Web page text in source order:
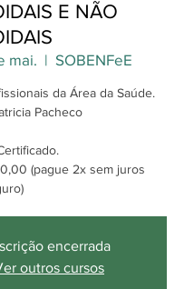
E NÃO
mai.
  |
SOBENFeE
da Área da Saúde.
Pacheco
(pague 2x sem juros
encerrada
outros cursos